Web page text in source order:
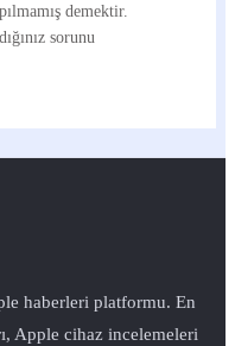
demektir.
sorunu
haberleri platformu. En
Apple cihaz incelemeleri